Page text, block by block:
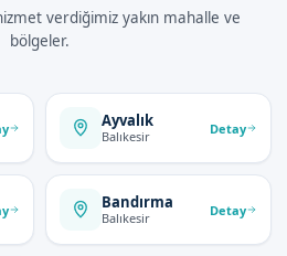
verdiğimiz yakın mahalle ve
bölgeler.
Ayvalık
Balıkesir Detay
Bandırma
Balıkesir Detay